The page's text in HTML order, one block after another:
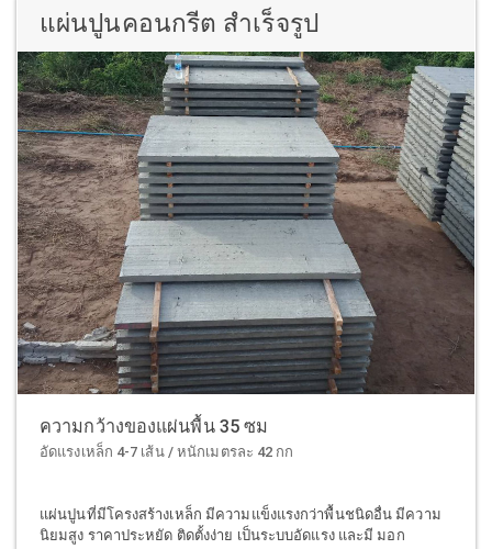
แผ่นปูนคอนกรีต สำเร็จรูป
ความกว้างของแผ่นพื้น 35 ซม
อัดแรงเหล็ก 4-7 เส้น / หนักเมตรละ 42 กก
แผ่นปูนที่มีโครงสร้างเหล็ก มีความแข็งแรงกว่าพื้นชนิดอื่น มีความ
นิยมสูง ราคาประหยัด ติดตั้งง่าย เป็นระบบอัดแรง และมี มอก